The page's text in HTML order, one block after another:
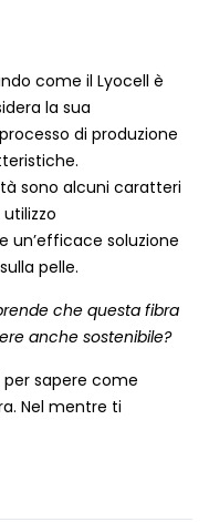
come il Lyocell è
la sua
di produzione
sono alcuni caratteri
un’efficace soluzione
pelle.
che questa fibra
anche sostenibile?
sapere come
Nel mentre ti